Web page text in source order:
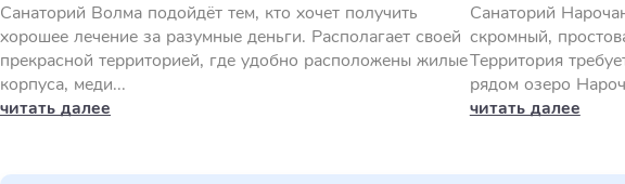
Санаторий Волма подойдёт тем, кто хочет получить
хорошее лечение за разумные деньги. Располагает своей
прекрасной территорией, где удобно расположены жилые
корпуса, меди...
читать далее
Санаторий
скромный,
Территория
рядом озеро
читать далее